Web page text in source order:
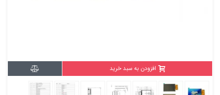
افزودن به سبد خرید